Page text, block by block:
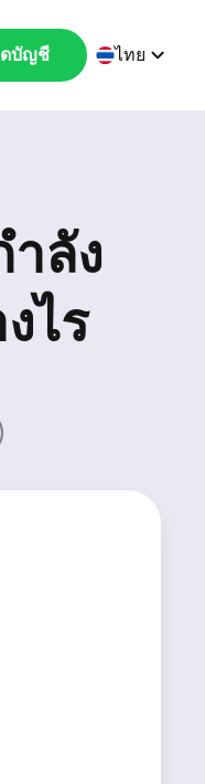
ดบัญชี ไทย
ลัง
ไร